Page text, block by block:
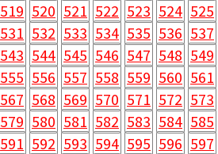
519 520 521 522 523 524 525
531 532 533 534 535 536 537
543 544 545 546 547 548 549
555 556 557 558 559 560 561
567 568 569 570 571 572 573
579 580 581 582 583 584 585
591 592 593 594 595 596 597